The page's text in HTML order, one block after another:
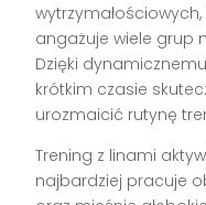
angażuje wiele grup
Dzięki
krótkim czasie
urozmaicić rutynę
Trening z linami
najbardziej pracuje